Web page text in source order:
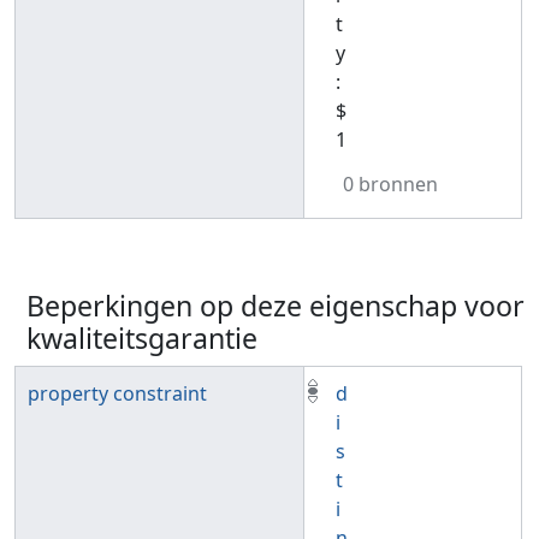
t
y
:
$
1
0 bronnen
Beperkingen op deze eigenschap voor
kwaliteitsgarantie
property constraint
d
i
s
t
i